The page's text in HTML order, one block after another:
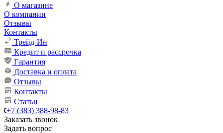
О магазине
О компании
Отзывы
Контакты
Трейд-Ин
Кредит и рассрочка
Гарантия
Доставка и оплата
Отзывы
Контакты
Статьи
+7 (383) 388-98-83
Заказать звонок
Задать вопрос